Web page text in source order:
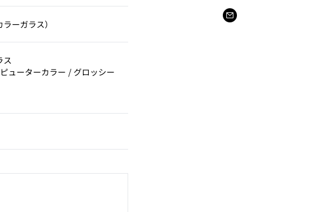
ーガラス）
ス
ューターカラー / グロッシー